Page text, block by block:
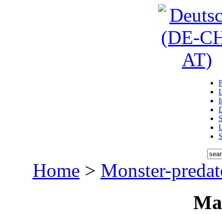
Home > Monster-